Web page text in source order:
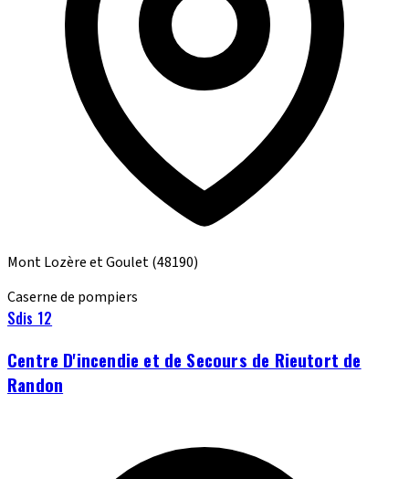
Mont Lozère et Goulet(48190)
Caserne de pompiers
Sdis 12
Centre D'incendie et de Secours de Rieutort de
Randon